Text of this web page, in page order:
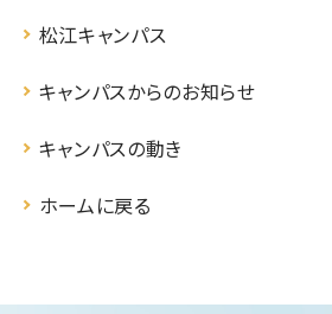
松江キャンパス
キャンパスからのお知らせ
キャンパスの動き
ホームに戻る